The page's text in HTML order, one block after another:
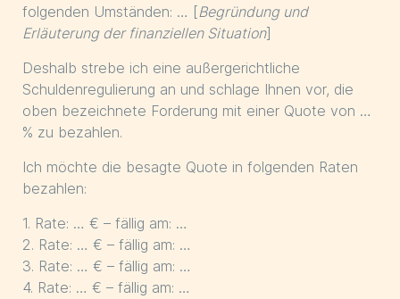
folgenden Umständen: … [Begründung und
Erläuterung der finanziellen Situation]
Deshalb strebe ich eine außergerichtliche
Schuldenregulierung an und schlage Ihnen vor, die
oben bezeichnete Forderung mit einer Quote von …
% zu bezahlen.
Ich möchte die besagte Quote in folgenden Raten
bezahlen:
1. Rate: … € – fällig am: …
2. Rate: … € – fällig am: …
3. Rate: … € – fällig am: …
4. Rate: … € – fällig am: …